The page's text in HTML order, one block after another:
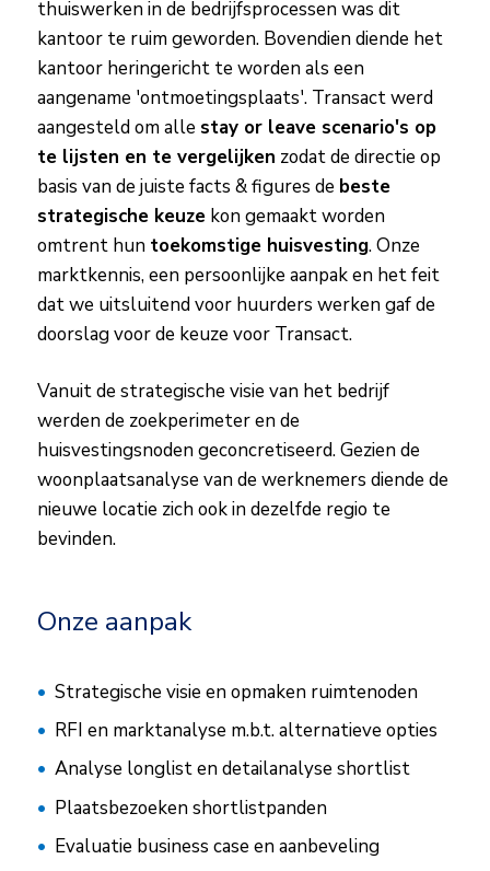
thuiswerken in de bedrijfsprocessen was dit
kantoor te ruim geworden. Bovendien diende het
kantoor heringericht te worden als een
aangename 'ontmoetingsplaats'. Transact werd
aangesteld om alle stay or leave scenario's op
te lijsten en te vergelijken zodat de directie op
basis van de juiste facts & figures de beste
strategische keuzekon gemaakt worden
omtrent hun toekomstige huisvesting. Onze
marktkennis, een persoonlijke aanpak en het feit
dat we uitsluitend voor huurders werken gaf de
doorslag voor de keuze voor Transact.
Vanuit de strategische visie van het bedrijf
werden de zoekperimeter en de
huisvestingsnoden geconcretiseerd. Gezien de
woonplaatsanalyse van de werknemers diende de
nieuwe locatie zich ook in dezelfde regio te
bevinden.
Onze aanpak
Strategische visie en opmaken ruimtenoden
RFI en marktanalyse m.b.t. alternatieve opties
Analyse longlist en detailanalyse shortlist
Plaatsbezoeken shortlistpanden
Evaluatie business case en aanbeveling